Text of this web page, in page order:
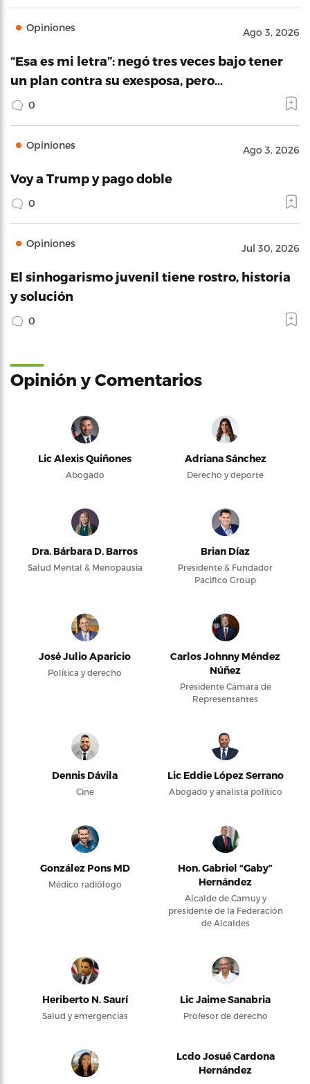
Opiniones Ago 3, 2026
“Esa es mi letra”: negó tres veces bajo tener
un plan contra su exesposa, pero…
0
Opiniones Ago 3, 2026
Voy a Trump y pago doble
0
Opiniones Jul 30, 2026
El sinhogarismo juvenil tiene rostro, historia
y solución
0
Opinión y Comentarios
Lic Alexis Quiñones
Abogado
Adriana Sánchez
Derecho y deporte
Dra. Bárbara D. Barros
Salud Mental & Menopausia
Brian Díaz
Presidente & Fundador
Pacifico Group
José Julio Aparicio
Política y derecho
Carlos Johnny Méndez
Núñez
Presidente Cámara de
Representantes
Dennis Dávila
Cine
Lic Eddie López Serrano
Abogado y analista político
González Pons MD
Médico radiólogo
Hon. Gabriel “Gaby”
Hernández
Alcalde de Camuy y
presidente de la Federación
de Alcaldes
Heriberto N. Saurí
Salud y emergencias
Lic Jaime Sanabria
Profesor de derecho
Lcdo Josué Cardona
Hernández